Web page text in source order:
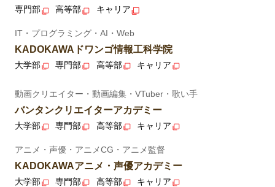
専門部 高等部 キャリア
IT・プログラミング・AI・Web
KADOKAWAドワンゴ情報工科学院
大学部 専門部 高等部 キャリア
動画クリエイター・動画編集・VTuber・歌い手
バンタンクリエイターアカデミー
大学部 専門部 高等部 キャリア
アニメ・声優・アニメCG・アニメ監督
KADOKAWAアニメ・声優アカデミー
大学部 専門部 高等部 キャリア